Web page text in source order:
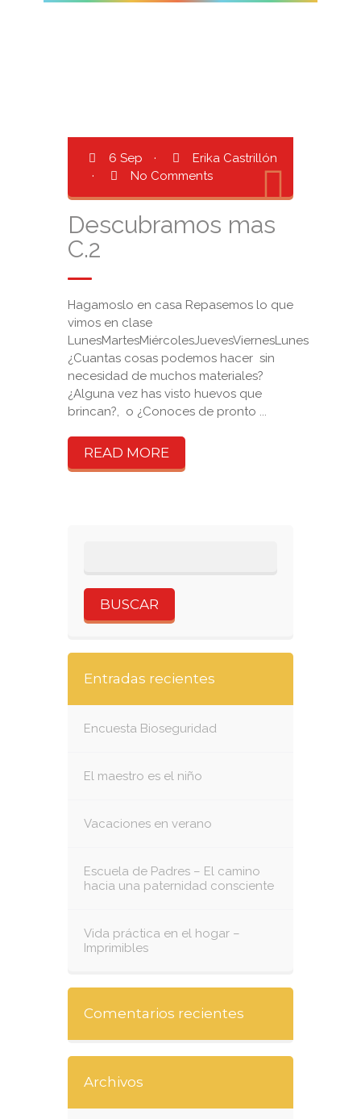
6 Sep ·
Erika Castrillón
·
No Comments
Descubramos mas
C.2
Hagamoslo en casa Repasemos lo que
vimos en clase
LunesMartesMiércolesJuevesViernesLunes
¿Cuantas cosas podemos hacer sin
necesidad de muchos materiales?
¿Alguna vez has visto huevos que
brincan?, o ¿Conoces de pronto ...
READ MORE
Entradas recientes
Encuesta Bioseguridad
El maestro es el niño
Vacaciones en verano
Escuela de Padres – El camino
hacia una paternidad consciente
Vida práctica en el hogar –
Imprimibles
Comentarios recientes
Archivos